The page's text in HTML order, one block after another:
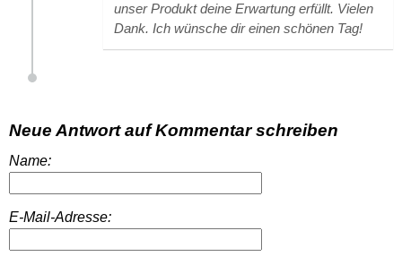
unser Produkt deine Erwartung erfüllt. Vielen
Dank. Ich wünsche dir einen schönen Tag!
Neue Antwort auf Kommentar schreiben
Name:
E-Mail-Adresse: